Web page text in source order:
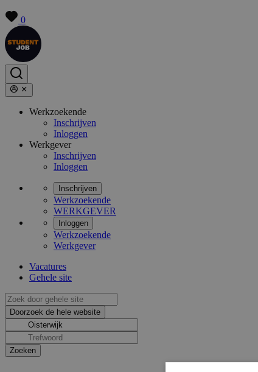
0
Werkzoekende
Inschrijven
Inloggen
Werkgever
Inschrijven
Inloggen
Inschrijven
Werkzoekende
WERKGEVER
Inloggen
Werkzoekende
Werkgever
Vacatures
Gehele site